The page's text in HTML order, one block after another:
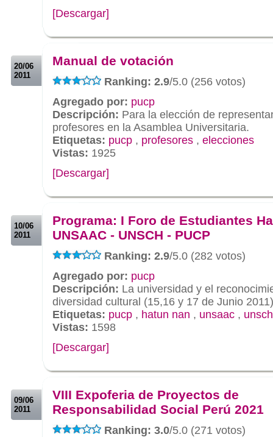
[Descargar]
20/06
2011
Manual de votación
Ranking: 2.9/5.0 (256 votos)
Agregado por: pucp
Descripción: Para la elección de
profesores en la Asamblea Universitaria.
Etiquetas: pucp , profesores , elecciones
Vistas: 1925
[Descargar]
10/06
2011
Programa: I Foro de Estudiantes
UNSAAC - UNSCH - PUCP
Ranking: 2.9/5.0 (282 votos)
Agregado por: pucp
Descripción: La universidad y el
diversidad cultural (15,16 y 17 de Junio 2011)
Etiquetas: pucp , hatun nan , unsaac , unsch
Vistas: 1598
[Descargar]
09/06
2011
VIII Expoferia de Proyectos de
Responsabilidad Social Perú 2021
Ranking: 3.0/5.0 (271 votos)